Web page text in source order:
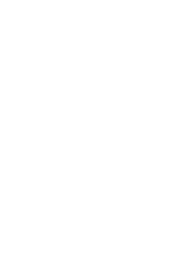
utilizar las